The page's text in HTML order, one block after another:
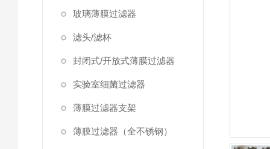
玻璃薄膜过滤器
滤头/滤杯
封闭式/开放式薄膜过滤器
实验室细菌过滤器
薄膜过滤器支架
薄膜过滤器（全不锈钢）